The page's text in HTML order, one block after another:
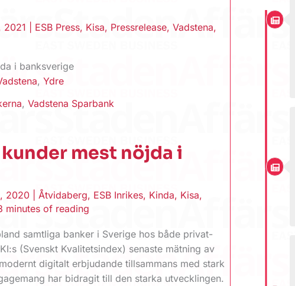
2021 ESB Press, Kisa, Pressrelease,Vadstena,
i banksverige
,Ydre
,Vadstena Sparbank
mest nöjda i
2020 Åtvidaberg, ESB Inrikes, Kinda, Kisa,
minutes of reading
samtliga banker i Sverige hos både privat-
(Svenskt Kvalitetsindex) senaste mätning av
digitalt erbjudande tillsammans med stark
har bidragit till den starka utvecklingen.